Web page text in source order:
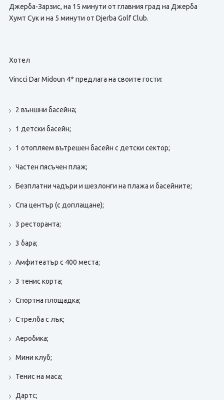
Джерба-Зарзис, на 15 минути от главния град на Джерба
Хумт Сук и на 5 минути от Djerba Golf Club.
Хотел
Vincci Dar Midoun 4* предлага на своите гости:
2 външни басейна;
1 детски басейн;
1 отопляем вътрешен басейн с детски сектор;
Частен пясъчен плаж;
Безплатни чадъри и шезлонги на плажа и басейните;
Спа център (с доплащане);
3 ресторанта;
3 бара;
Амфитеатър с 400 места;
3 тенис корта;
Спортна площадка;
Стрелба с лък;
Аеробика;
Мини клуб;
Тенис на маса;
Дартс;